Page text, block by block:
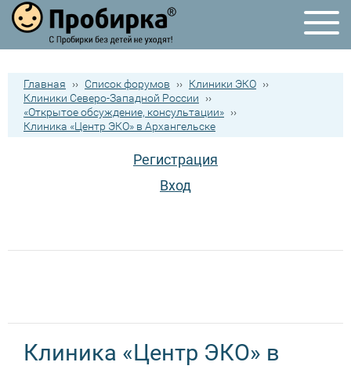
Главная ›› Список форумов ›› Клиники ЭКО ››
Клиники Северо-Западной России
››
«Открытое обсуждение, консультации» ››
Клиника «Центр ЭКО» в Архангельске
Регистрация
Вход
Клиника «Центр ЭКО» в